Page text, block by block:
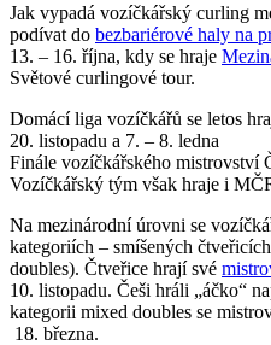
Jak vypadá vozíčkářský curling
podívat do bezbariérové haly na
13. – 16. října, kdy se hraje
Světové curlingové tour.
Domácí liga vozíčkářů se letos
20. listopadu a 7. – 8. ledna
Finále vozíčkářského mistrovství
Vozíčkářský tým však hraje i
Na mezinárodní úrovni se
kategoriích – smíšených
doubles). Čtveřice hrají své
10. listopadu. Češi hráli „áčko“
kategorii mixed doubles se
18. března.